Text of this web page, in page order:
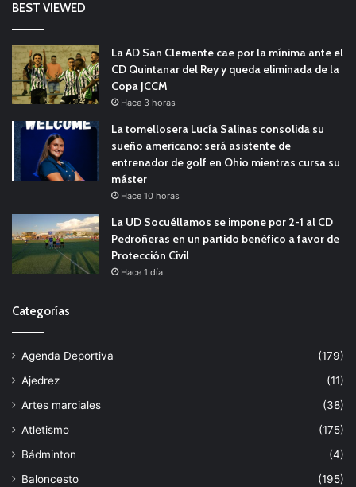
BEST VIEWED
La AD San Clemente cae por la mínima ante el
CD Quintanar del Rey y queda eliminada de la
Copa JCCM
Hace 3 horas
La tomellosera Lucía Salinas consolida su
sueño americano: será asistente de
entrenador de golf en Ohio mientras cursa su
máster
Hace 10 horas
La UD Socuéllamos se impone por 2-1 al CD
Pedroñeras en un partido benéfico a favor de
Protección Civil
Hace 1 día
Categorías
Agenda Deportiva
(179)
Ajedrez
(11)
Artes marciales
(38)
Atletismo
(175)
Bádminton
(4)
Baloncesto
(195)